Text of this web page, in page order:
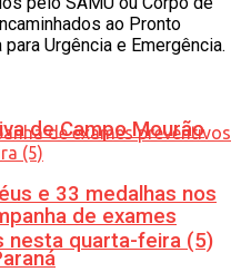
de Campo Mourão
e 33 medalhas nos
ao Pronto
Urgência e Emergência.
de exames
nesta quarta-feira (5)